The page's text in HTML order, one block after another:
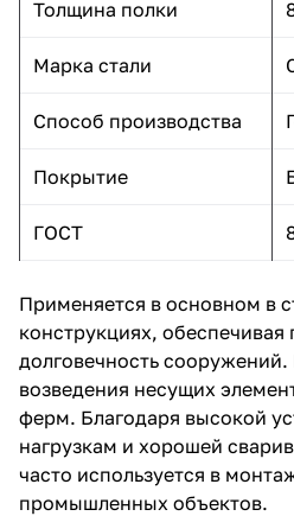
Толщина полки
Марка стали
Способ производства
Покрытие
ГОСТ
Применяется в основном в
конструкциях, обеспечивая
долговечность
возведения несущих
ферм. Благодаря высокой
нагрузкам и хорошей
часто используется в
промышленных объектов.